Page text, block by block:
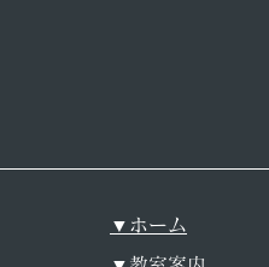
▼ホーム